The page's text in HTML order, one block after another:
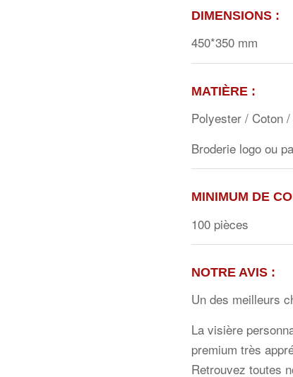
DIMENSIONS :
450*350 mm
MATIÈRE :
Polyester / Coton
Broderie logo ou
MINIMUM DE
100 pièces
NOTRE AVIS :
Un des meilleurs
La visière
premium très
Retrouvez toutes